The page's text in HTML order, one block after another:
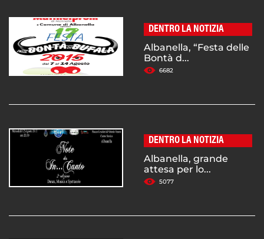
DENTRO LA NOTIZIA
Albanella, “Festa delle
Bontà d...
6682
DENTRO LA NOTIZIA
Albanella, grande
attesa per lo...
5077